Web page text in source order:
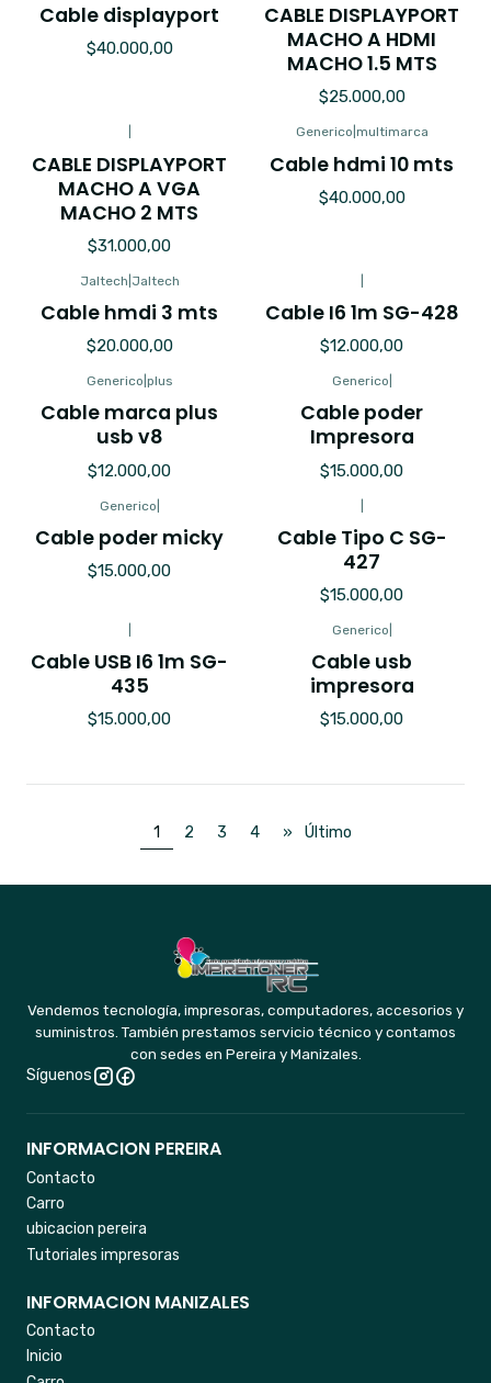
Cable displayport
$40.000,00
CABLE DISPLAYPORT
MACHO A HDMI
MACHO 1.5 MTS
$25.000,00
CABLE DISPLAYPORT
MACHO A VGA
MACHO 2 MTS
$31.000,00
Generico multimarca
Cable hdmi 10 mts
$40.000,00
Jaltech Jaltech
Cable hmdi 3 mts
$20.000,00
Cable I6 1m SG-428
$12.000,00
Generico plus
Cable marca plus
usb v8
$12.000,00
Generico
Cable poder
Impresora
$15.000,00
Generico
Cable poder micky
$15.000,00
Cable Tipo C SG-
427
$15.000,00
Cable USB I6 1m SG-
435
$15.000,00
Generico
Cable usb
impresora
$15.000,00
1 2 3 4 » Último
Vendemos tecnología, impresoras, computadores, accesorios y
suministros. También prestamos servicio técnico y contamos
con sedes en Pereira y Manizales.
Síguenos
INFORMACION PEREIRA
Contacto
Carro
ubicacion pereira
Tutoriales impresoras
INFORMACION MANIZALES
Contacto
Inicio